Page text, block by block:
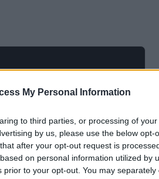
My Personal Information
to third parties, or processing of
by us, please use the below opt-
after your opt-out request is
on personal information utilized by
to your opt-out. You may